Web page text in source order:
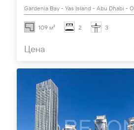
Gardenia Bay - Yas Island - Abu Dhabi -
109 м² 2 3
Цена